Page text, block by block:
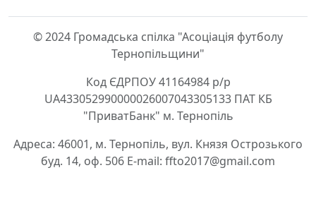
© 2024 Громадська спілка "Асоціація футболу
Тернопільщини"
Код ЄДРПОУ 41164984 р/р
UA433052990000026007043305133 ПАТ КБ
"ПриватБанк" м. Тернопіль
Адреса: 46001, м. Тернопіль, вул. Князя Острозького
буд. 14, оф. 506 E-mail: ffto2017@gmail.com